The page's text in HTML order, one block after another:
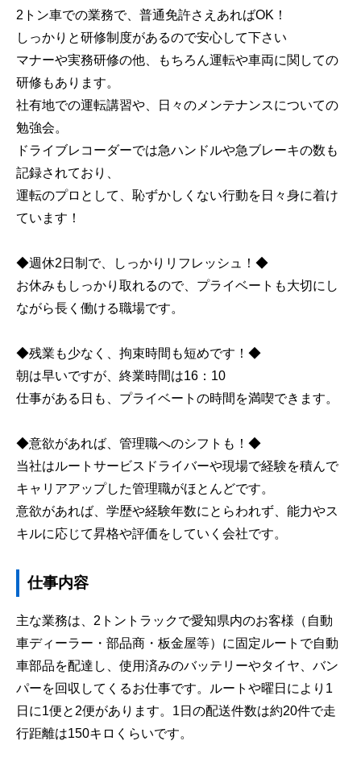
2トン車での業務で、普通免許さえあればOK！
しっかりと研修制度があるので安心して下さい
マナーや実務研修の他、もちろん運転や車両に関しての
研修もあります。
社有地での運転講習や、日々のメンテナンスについての
勉強会。
ドライブレコーダーでは急ハンドルや急ブレーキの数も
記録されており、
運転のプロとして、恥ずかしくない行動を日々身に着け
ています！
◆週休2日制で、しっかりリフレッシュ！◆
お休みもしっかり取れるので、プライベートも大切にし
ながら長く働ける職場です。
◆残業も少なく、拘束時間も短めです！◆
朝は早いですが、終業時間は16：10
仕事がある日も、プライベートの時間を満喫できます。
◆意欲があれば、管理職へのシフトも！◆
当社はルートサービスドライバーや現場で経験を積んで
キャリアアップした管理職がほとんどです。
意欲があれば、学歴や経験年数にとらわれず、能力やス
キルに応じて昇格や評価をしていく会社です。
仕事内容
主な業務は、2トントラックで愛知県内のお客様（自動
車ディーラー・部品商・板金屋等）に固定ルートで自動
車部品を配達し、使用済みのバッテリーやタイヤ、バン
パーを回収してくるお仕事です。ルートや曜日により1
日に1便と2便があります。1日の配送件数は約20件で走
行距離は150キロくらいです。